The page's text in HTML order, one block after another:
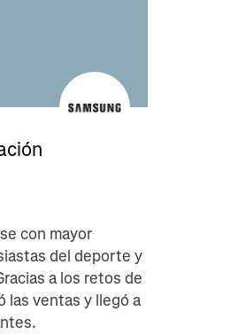
con mayor
del deporte y
a los retos de
las ventas y llegó a